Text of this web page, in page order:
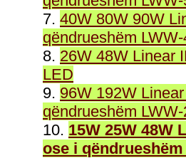
7. 40W 80W 90W
qëndrueshëm
8. 26W 48W Linear
LED
9. 96W 192W
qëndrueshëm
10. 15W 25W 48W
ose i